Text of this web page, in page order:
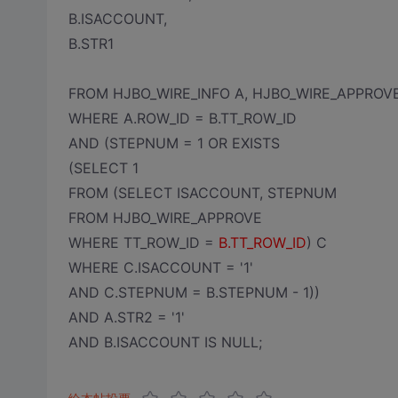
B.ISACCOUNT,
B.STR1
FROM HJBO_WIRE_INFO A,
WHERE A.ROW_ID = B.TT_ROW_ID
AND (STEPNUM = 1 OR EXISTS
(SELECT 1
FROM (SELECT ISACCOUNT, STEPNUM
FROM HJBO_WIRE_APPROVE
WHERE TT_ROW_ID = B.TT_ROW_ID) C
WHERE C.ISACCOUNT = '1'
AND C.STEPNUM = B.STEPNUM - 1))
AND A.STR2 = '1'
AND B.ISACCOUNT IS NULL;